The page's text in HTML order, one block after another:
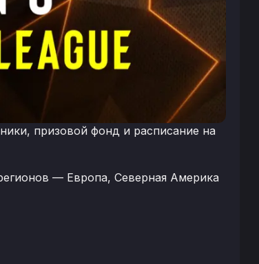
призовой фонд и расписание на
— Европа, Северная Америка